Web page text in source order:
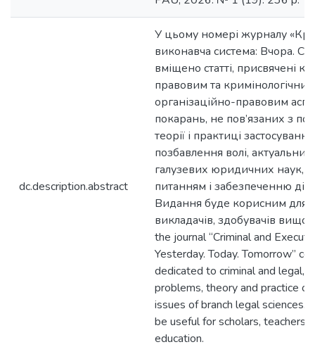
dc.description.abstract
У цьому номері журналу
виконавча система: Вчора.
вміщено статті, присвячені
правовим та
організаційно-правовим
покарань, не пов’язаних з
теорії і практиці
позбавлення волі,
галузевих юридичних наук,
питанням і забезпеченню
Видання буде корисним для
викладачів, здобувачів вищої
the journal “Criminal and
Yesterday. Today. Tomorrow”
dedicated to criminal and legal,
problems, theory and practice of
issues of branch legal sciences.
be useful for scholars, teachers,
education.